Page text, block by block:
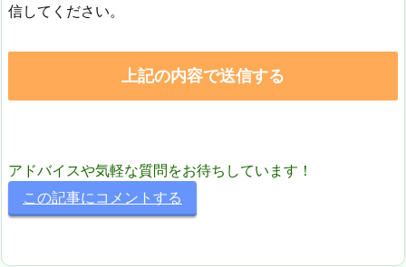
信してください。
アドバイスや気軽な質問をお待ちしています！
この記事にコメントする